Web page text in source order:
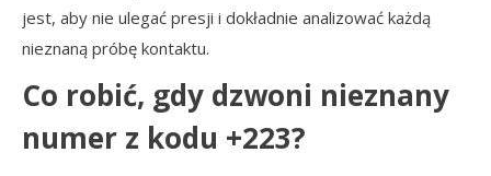
jest, aby nie ulegać presji i dokładnie analizować każdą
nieznaną próbę kontaktu.
Co robić, gdy dzwoni nieznany
numer z kodu +223?